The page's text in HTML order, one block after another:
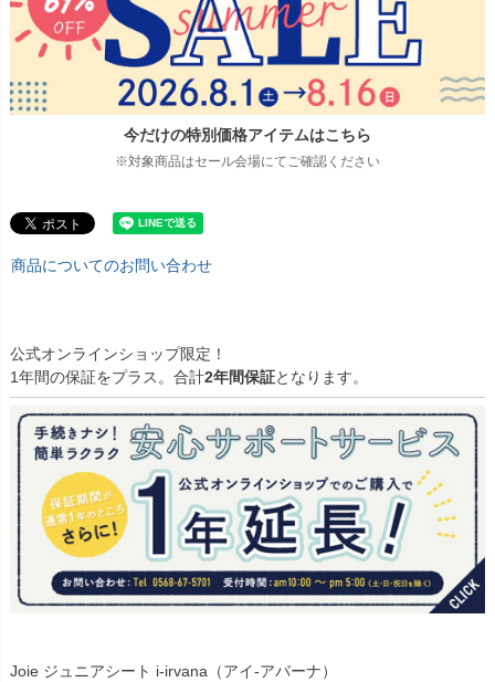
今だけの特別価格アイテムはこちら
※対象商品はセール会場にてご確認ください
商品についてのお問い合わせ
公式オンラインショップ限定！
1年間の保証をプラス。合計2年間保証となります。
Joie ジュニアシート i-irvana（アイ-アバーナ）